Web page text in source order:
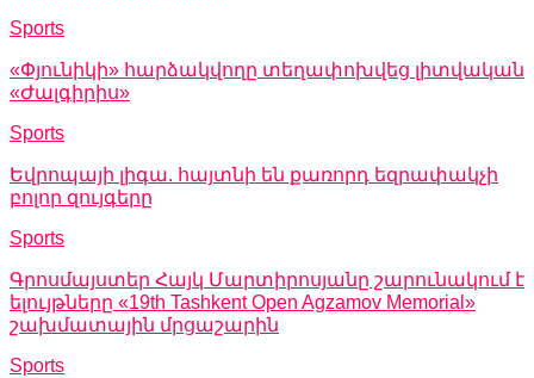
Sports
«Փյունիկի» հարձակվողը տեղափոխվեց լիտվական
«Ժալգիրիս»
Sports
Եվրոպայի լիգա. հայտնի են քառորդ եզրափակչի
բոլոր զույգերը
Sports
Գրոսմայստեր Հայկ Մարտիրոսյանը շարունակում է
ելույթները «19th Tashkent Open Agzamov Memorial»
շախմատային մրցաշարին
Sports